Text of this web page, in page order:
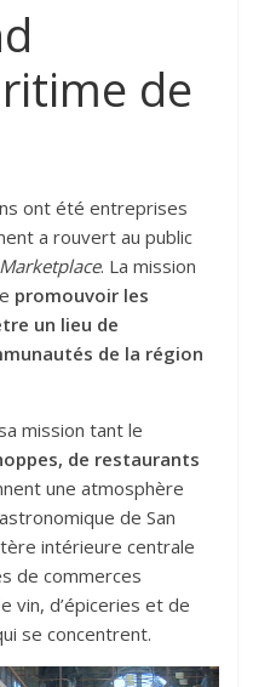
de
ont été entreprises
a rouvert au public
. La mission
promouvoir les
un lieu de
de la région
mission tant le
de restaurants
une atmosphère
de San
intérieure centrale
de commerces
vin, d’épiceries et de
se concentrent.